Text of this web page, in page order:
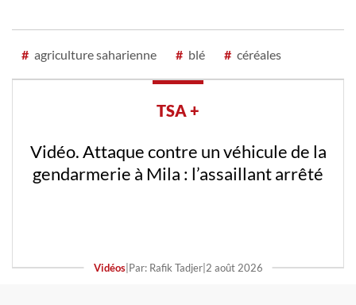
# agriculture saharienne # blé # céréales
TSA +
Vidéo. Attaque contre un véhicule de la
gendarmerie à Mila : l’assaillant arrêté
Vidéos| Par: Rafik Tadjer| 2 août 2026